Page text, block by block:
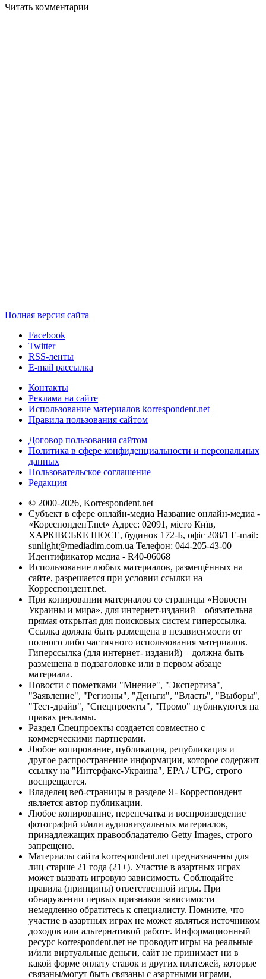
Читать комментарии
Полная версия сайта
Facebook
Twitter
RSS-ленты
E-mail рассылка
Контакты
Реклама на сайте
Использование материалов korrespondent.net
Правила пользования сайтом
Договор пользования сайтом
Политика в сфере конфиденциальности и персональных
данных
Пользовательское соглашение
Редакция
© 2000-2026, Korrespondent.net
Субъект в сфере онлайн-медиа Название онлайн-медиа -
«КореспонденТ.net» Адрес: 02091, місто Київ,
ХАРКІВСЬКЕ ШОСЕ, будинок 172-Б, офіс 208/1 E-mail:
sunlight@mediadim.com.ua Телефон: 044-205-43-00
Идентификатор медиа - R40-06068
Использование любых материалов, размещённых на
сайте, разрешается при условии ссылки на
Корреспондент.net.
При копировании материалов со страницы «Новости
Украины и мира», для интернет-изданий – обязательна
прямая открытая для поисковых систем гиперссылка.
Ссылка должна быть размещена в независимости от
полного либо частичного использования материалов.
Гиперссылка (для интернет- изданий) – должна быть
размещена в подзаголовке или в первом абзаце
материала.
Новости с пометками "Мнение", "Экспертиза",
"Заявление", "Регионы", "Деньги", "Власть", "Выборы",
"Тест-драйв", "Спецпроекты", "Промо" публикуются на
правах рекламы.
Раздел Спецпроекты создается совместно с
коммерческими партнерами.
Любое копирование, публикация, републикация и
другое распространение информации, которое содержит
ссылку на "Интерфакс-Украина", EPA / UPG, строго
воспрещается.
Владелец веб-страницы в разделе Я- Корреспондент
является автор публикации.
Любое копирование, перепечатка и воспроизведение
фотографий и/или аудиовизуальных материалов,
принадлежащих правообладателю Getty Images, строго
запрещено.
Материалы сайта korrespondent.net предназначены для
лиц старше 21 года (21+). Участие в азартных играх
может вызвать игровую зависимость. Соблюдайте
правила (принципы) ответственной игры. При
обнаружении первых признаков зависимости
немедленно обратитесь к специалисту. Помните, что
участие в азартных играх не может являться источником
доходов или альтернативой работе. Информационный
ресурс korrespondent.net не проводит игры на реальные
и/или виртуальные деньги, сайт не принимает ни в
какой форме оплату ставок и других платежей, которые
связаны/могут быть связаны с азартными играми,